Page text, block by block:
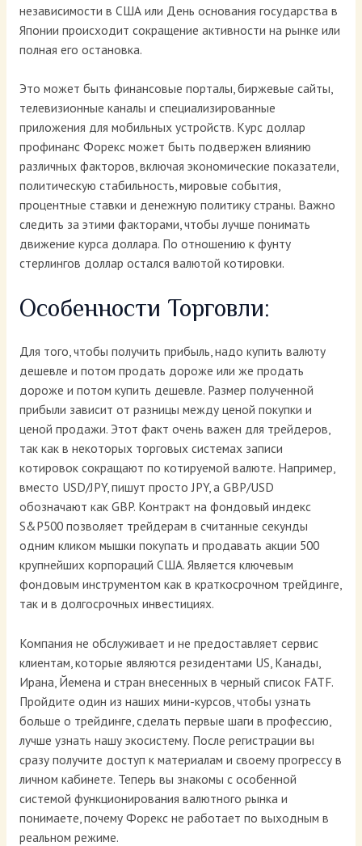
независимости в США или День основания государства в
Японии происходит сокращение активности на рынке или
полная его остановка.
Это может быть финансовые порталы, биржевые сайты,
телевизионные каналы и специализированные
приложения для мобильных устройств. Курс доллар
профинанс Форекс может быть подвержен влиянию
различных факторов, включая экономические показатели,
политическую стабильность, мировые события,
процентные ставки и денежную политику страны. Важно
следить за этими факторами, чтобы лучше понимать
движение курса доллара. По отношению к фунту
стерлингов доллар остался валютой котировки.
Особенности Торговли:
Для того, чтобы получить прибыль, надо купить валюту
дешевле и потом продать дороже или же продать
дороже и потом купить дешевле. Размер полученной
прибыли зависит от разницы между ценой покупки и
ценой продажи. Этот факт очень важен для трейдеров,
так как в некоторых торговых системах записи
котировок сокращают по котируемой валюте. Например,
вместо USD/JPY, пишут просто JPY, а GBP/USD
обозначают как GBP. Контракт на фондовый индекс
S&P500 позволяет трейдерам в считанные секунды
одним кликом мышки покупать и продавать акции 500
крупнейших корпораций США. Является ключевым
фондовым инструментом как в краткосрочном трейдинге,
так и в долгосрочных инвестициях.
Компания не обслуживает и не предоставляет сервис
клиентам, которые являются резидентами US, Канады,
Ирана, Йемена и стран внесенных в черный список FATF.
Пройдите один из наших мини-курсов, чтобы узнать
больше о трейдинге, сделать первые шаги в профессию,
лучше узнать нашу экосистему. После регистрации вы
сразу получите доступ к материалам и своему прогрессу в
личном кабинете. Теперь вы знакомы с особенной
системой функционирования валютного рынка и
понимаете, почему Форекс не работает по выходным в
реальном режиме.